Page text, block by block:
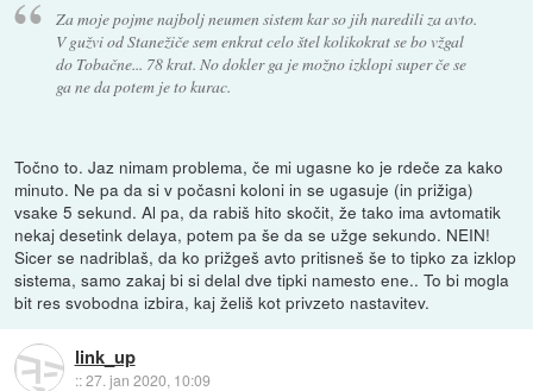
Za moje pojme najbolj neumen sistem kar so jih naredili za avto.
V gužvi od Stanežiče sem enkrat celo štel kolikokrat se bo vžgal
do Tobačne... 78 krat. No dokler ga je možno izklopi super če se
ga ne da potem je to kurac.
Točno to. Jaz nimam problema, če mi ugasne ko je rdeče za kako
minuto. Ne pa da si v počasni koloni in se ugasuje (in prižiga)
vsake 5 sekund. Al pa, da rabiš hito skočit, že tako ima avtomatik
nekaj desetink delaya, potem pa še da se užge sekundo. NEIN!
Sicer se nadriblaš, da ko prižgeš avto pritisneš še to tipko za izklop
sistema, samo zakaj bi si delal dve tipki namesto ene.. To bi mogla
bit res svobodna izbira, kaj želiš kot privzeto nastavitev.
link_up
::27. jan 2020, 10:09